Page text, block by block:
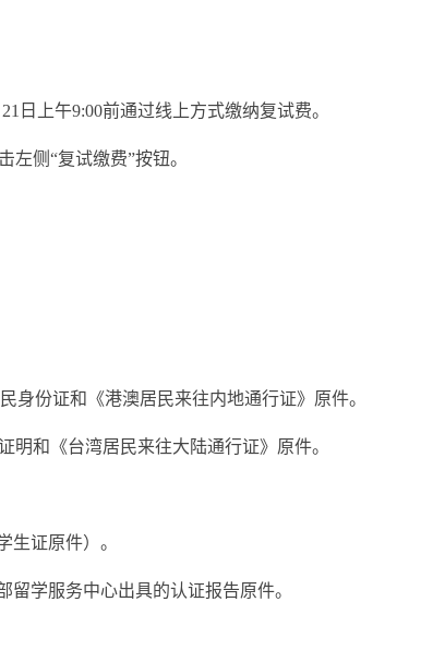
日上午9:00前通过线上方式缴纳复试费。
侧“复试缴费”按钮。
身份证和《港澳居民来往内地通行证》原件。
明和《台湾居民来往大陆通行证》原件。
生证原件）。
学服务中心出具的认证报告原件。